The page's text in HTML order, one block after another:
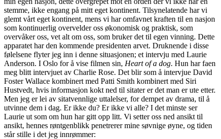
stemme, ikke engang på mitt eget kontinent. Tilsynelatende har vi
glemt vårt eget kontinent, mens vi har omfavnet kraften til en nasjon
som kontinuerlig overvelder oss økonomisk og praktisk, som
overvåker oss, vet alt om oss, som bruker det til egen vinning. Dette
apparatet har den kommende presidenten arvet. Druknende i disse
følelsene flyter jeg inn i denne situasjonen; et intervju med Laurie
Anderson. I Oslo for å vise filmen sin, Heart of a dog. Hun har faen
meg blitt intervjuet av Charlie Rose. Det blir som å intervjue David
Foster Wallace kombinert med Patti Smith kombinert med Siri
Hustvedt, hvis informasjon kokt ned til sitater er det man er ute etter.
Men jeg er lei av sitatvennlige uttalelser, for dempet av drama, til å
utvinne dem i dag. Er ikke du? Er ikke vi alle? I det minste ser
Laurie ut som om hun har gitt opp litt. Vi setter oss ned ansikt til
ansikt, hennes røntgenblikk penetrerer mine søvnige øyne, og tiden
står stille i det jeg innrømmer: